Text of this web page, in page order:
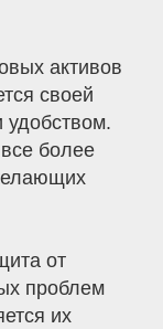
активов
своей
удобством.
более
от
проблем
их